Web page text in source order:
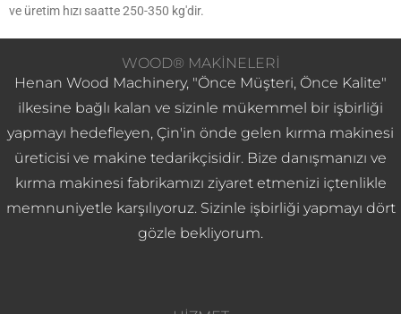
ve üretim hızı saatte 250-350 kg'dir.
WOOD® MAKINELERI
Henan Wood Machinery, "Önce Müşteri, Önce Kalite"
ilkesine bağlı kalan ve sizinle mükemmel bir işbirliği
yapmayı hedefleyen, Çin'in önde gelen kırma makinesi
üreticisi ve makine tedarikçisidir. Bize danışmanızı ve
kırma makinesi fabrikamızı ziyaret etmenizi içtenlikle
memnuniyetle karşılıyoruz. Sizinle işbirliği yapmayı dört
gözle bekliyorum.